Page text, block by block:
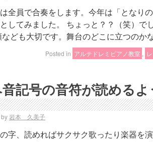
全員で合奏をします。今年は「となり
してみました。 ちょっと？？（笑）で
ども大切です。舞台のどこに立つのか
Posted in アルテドレミピアノ教室
記号の音符が読める
by 岩本 久美子
字、読めればサクサク歌ったり楽器を